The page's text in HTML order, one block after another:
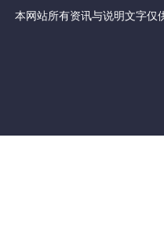
本网站所有资讯与说明文字仅